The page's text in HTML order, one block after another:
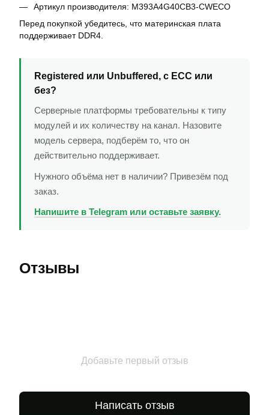
Артикул производителя: M393A4G40CB3-CWECO
Перед покупкой убедитесь, что материнская плата
поддерживает DDR4.
Registered или Unbuffered, с ECC или
без?
Серверные платформы требовательны к типу
модулей и их количеству на канал. Назовите
модель сервера, подберём то, что он
действительно поддерживает.
Нужного объёма нет в наличии? Привезём под
заказ.
Напишите в Telegram или оставьте заявку.
Отзывы
Добавьте первый отзыв
Написать отзыв